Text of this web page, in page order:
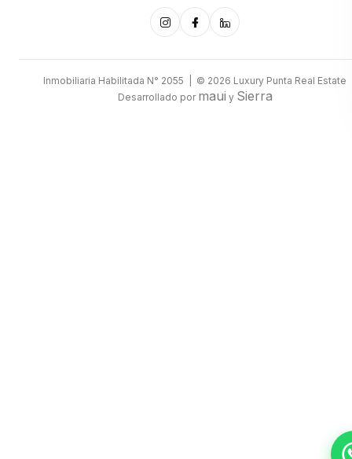
Inmobiliaria Habilitada N° 2055 | © 2026 Luxury Punta Real Estate
Desarrollado por maui y Sierra